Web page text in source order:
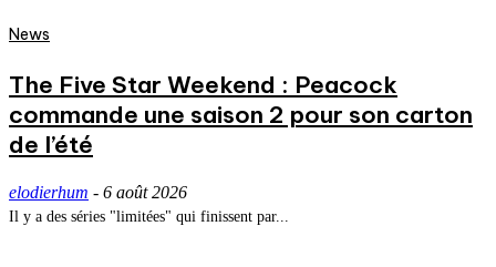
News
The Five Star Weekend : Peacock
commande une saison 2 pour son carton
de l’été
elodierhum - 6 août 2026
Il y a des séries "limitées" qui finissent par...